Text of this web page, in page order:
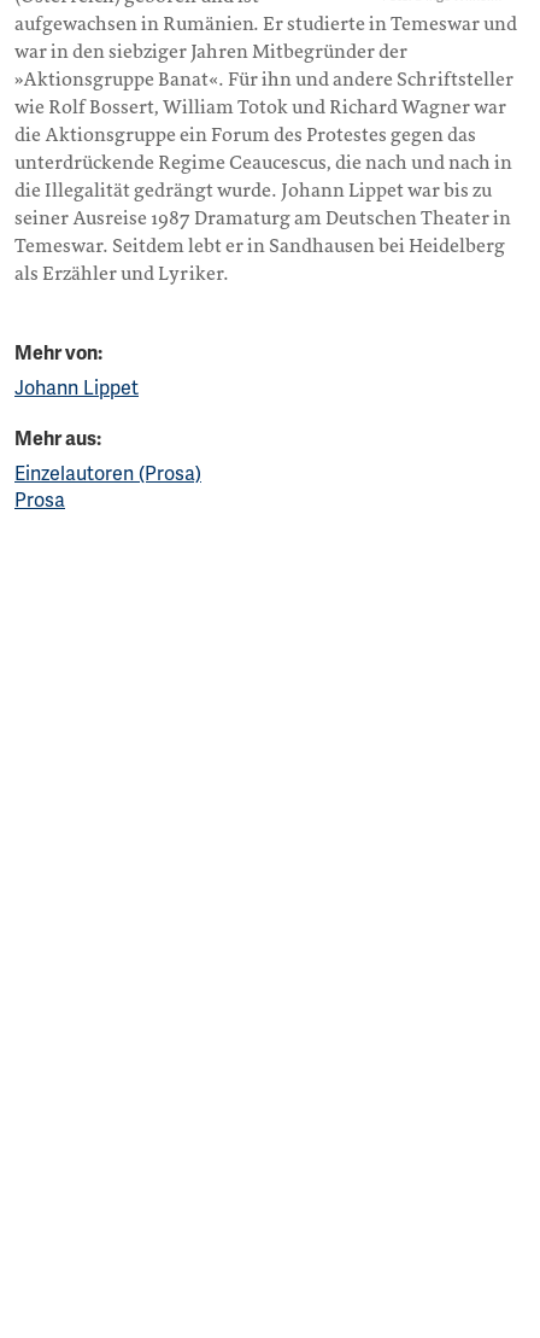
aufgewachsen in Rumänien. Er studierte in Temeswar und
war in den siebziger Jahren Mitbegründer der
»Aktionsgruppe Banat«. Für ihn und andere Schriftsteller
wie Rolf Bossert, William Totok und Richard Wagner war
die Aktionsgruppe ein Forum des Protestes gegen das
unterdrückende Regime Ceaucescus, die nach und nach in
die Illegalität gedrängt wurde. Johann Lippet war bis zu
seiner Ausreise 1987 Dramaturg am Deutschen Theater in
Temeswar. Seitdem lebt er in Sandhausen bei Heidelberg
als Erzähler und Lyriker.
Mehr von:
Johann Lippet
Mehr aus:
Einzelautoren (Prosa)
Prosa